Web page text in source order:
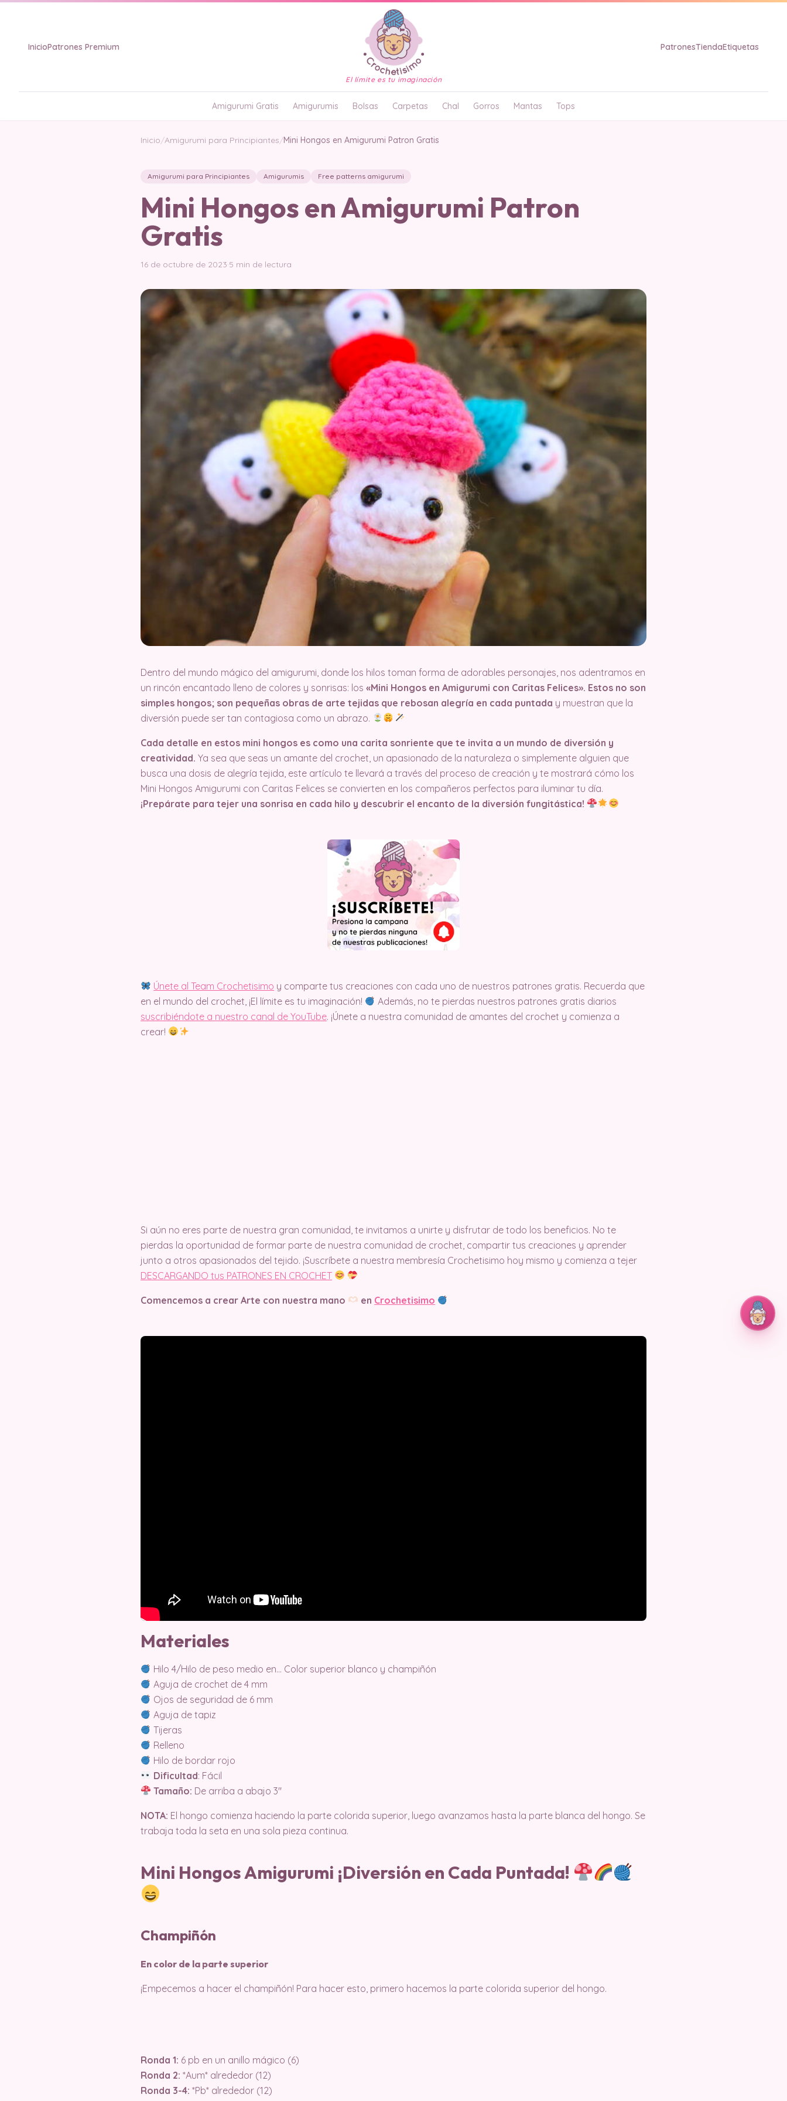
InicioPatrones Premium
El límite es tu imaginación
PatronesTiendaEtiquetas
Amigurumi Gratis Amigurumis Bolsas Carpetas Chal Gorros Mantas Tops
Inicio/Amigurumi para Principiantes/Mini Hongos en Amigurumi Patron Gratis
Amigurumi para Principiantes Amigurumis Free patterns amigurumi
Mini Hongos en Amigurumi Patron
Gratis
16 de octubre de 2023·5 min de lectura
Dentro del mundo mágico del amigurumi, donde los hilos toman forma de adorables personajes, nos adentramos en
un rincón encantado lleno de colores y sonrisas: los «Mini Hongos en Amigurumi con Caritas Felices». Estos no son
simples hongos; son pequeñas obras de arte tejidas que rebosan alegría en cada puntada y muestran que la
diversión puede ser tan contagiosa como un abrazo.
Cada detalle en estos mini hongos es como una carita sonriente que te invita a un mundo de diversión y
creatividad. Ya sea que seas un amante del crochet, un apasionado de la naturaleza o simplemente alguien que
busca una dosis de alegría tejida, este artículo te llevará a través del proceso de creación y te mostrará cómo los
Mini Hongos Amigurumi con Caritas Felices se convierten en los compañeros perfectos para iluminar tu día.
¡Prepárate para tejer una sonrisa en cada hilo y descubrir el encanto de la diversión fungitástica!
Únete al Team Crochetisimo y comparte tus creaciones con cada uno de nuestros patrones gratis. Recuerda que
en el mundo del crochet, ¡El límite es tu imaginación!
Además, no te pierdas nuestros patrones gratis diarios
suscribiéndote a nuestro canal de YouTube. ¡Únete a nuestra comunidad de amantes del crochet y comienza a
crear!
Si aún no eres parte de nuestra gran comunidad, te invitamos a unirte y disfrutar de todo los beneficios. No te
pierdas la oportunidad de formar parte de nuestra comunidad de crochet, compartir tus creaciones y aprender
junto a otros apasionados del tejido. ¡Suscríbete a nuestra membresía Crochetisimo hoy mismo y comienza a tejer
DESCARGANDO tus PATRONES EN CROCHET
Comencemos a crear Arte con nuestra mano en Crochetisimo
Materiales
Hilo 4/Hilo de peso medio en… Color superior blanco y champiñón
Aguja de crochet de 4 mm
Ojos de seguridad de 6 mm
Aguja de tapiz
Tijeras
Relleno
Hilo de bordar rojo
Dificultad: Fácil
Tamaño: De arriba a abajo 3″
NOTA: El hongo comienza haciendo la parte colorida superior, luego avanzamos hasta la parte blanca del hongo. Se
trabaja toda la seta en una sola pieza continua.
Mini Hongos Amigurumi ¡Diversión en Cada Puntada!
Champiñón
En color de la parte superior
¡Empecemos a hacer el champiñón! Para hacer esto, primero hacemos la parte colorida superior del hongo.
Ronda 1: 6 pb en un anillo mágico (6)
Ronda 2: *Aum* alrededor (12)
Ronda 3-4: *Pb* alrededor (12)